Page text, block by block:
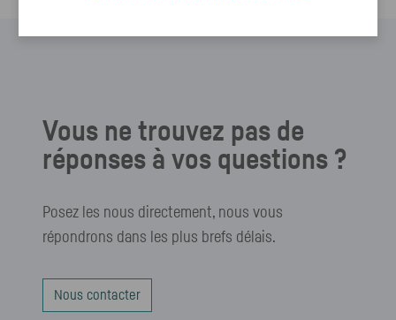
Vous ne trouvez pas de
réponses à vos questions ?
Posez les nous directement, nous vous
répondrons dans les plus brefs délais.
Nous contacter